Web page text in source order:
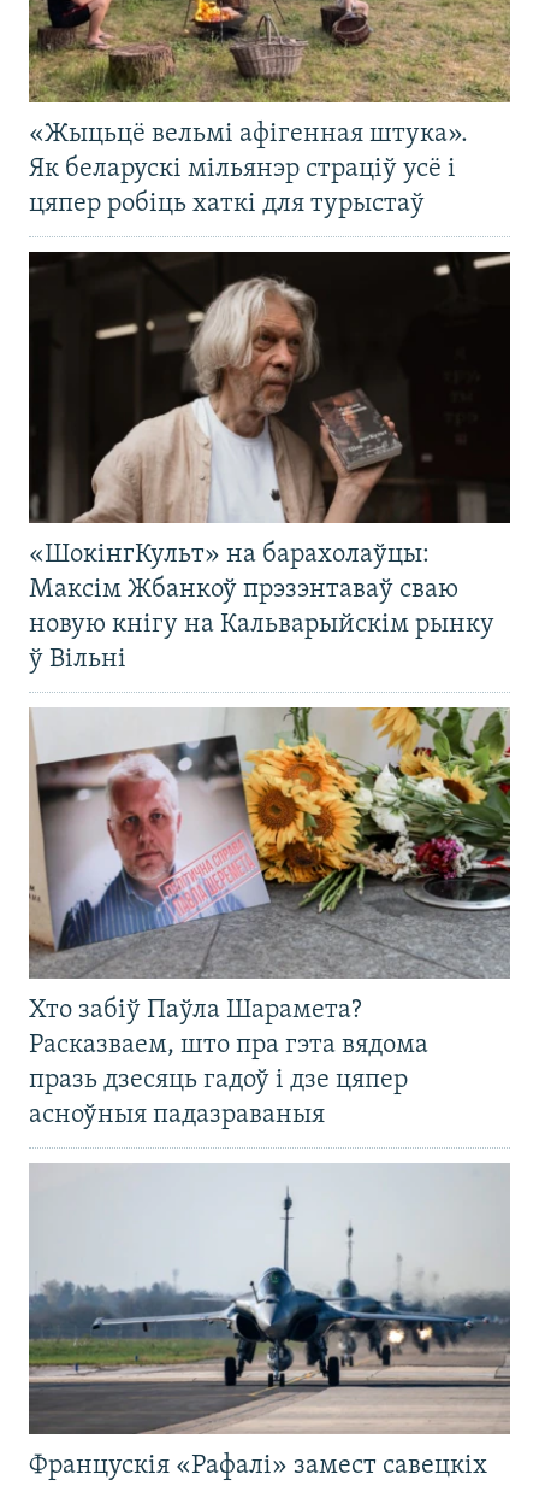
«Жыцьцё вельмі афігенная штука».
Як беларускі мільянэр страціў усё і
цяпер робіць хаткі для турыстаў
«ШокінгКульт» на барахолаўцы:
Максім Жбанкоў прэзэнтаваў сваю
новую кнігу на Кальварыйскім рынку
ў Вільні
Хто забіў Паўла Шарамета?
Расказваем, што пра гэта вядома
празь дзесяць гадоў і дзе цяпер
асноўныя падазраваныя
Францускія «Рафалі» замест савецкіх